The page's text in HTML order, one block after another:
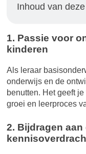
Inhoud van
1. Passie voor
kinderen
Als leraar
onderwijs en de
benutten. Het geeft
groei en leerproces
2. Bijdragen